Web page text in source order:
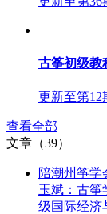
古筝初级教
更新至第12
查看全部
文章（39）
陪潮州筝学
玉斌：古筝
级国际经济